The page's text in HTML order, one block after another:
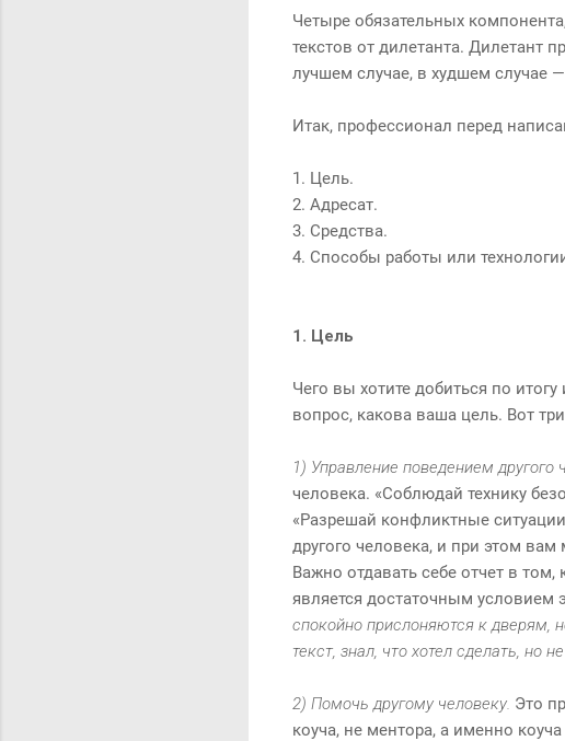
Четыре обязательных
текстов от дилетанта. Дилетант
лучшем случае, в худшем случае
Итак, профессионал перед
1. Цель.
2. Адресат.
3. Средства.
4. Способы работы или
1. Цель
Чего вы хотите добиться по
вопрос, какова ваша цель. Вот
1) Управление поведением другого
человека. «Соблюдай технику
«Разрешай конфликтные
другого человека, и при этом
Важно отдавать себе отчет в
является достаточным условием
спокойно прислоняются к дверям,
текст, знал, что хотел сделать, но
2) Помочь другому человеку. Это
коуча, не ментора, а именно